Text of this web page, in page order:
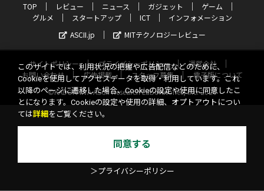
TOP レビュー ニュース ガジェット
ゲーム
グルメ
スタートアップ ICT
インフォメーション
ASCII.jp
MITテクノロジーレビュー
サイトポリシー プライバシーポリシー
運営会社
お問い合わせ
広告掲載 スタッフ募集
電子版について
©KADOKAWA ASCII Research Laboratories, Inc. 2026
このサイトでは、利用状況の把握や広告配信などのために、
Cookieを使用してアクセスデータを取得・利用しています。これ
以降のページに遷移した場合、Cookieの設定や使用に同意したこ
とになります。Cookieの設定や使用の詳細、オプトアウトについ
ては詳細 をご覧ください。
同意する
＞プライバシーポリシー